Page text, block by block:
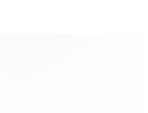
convienne ?